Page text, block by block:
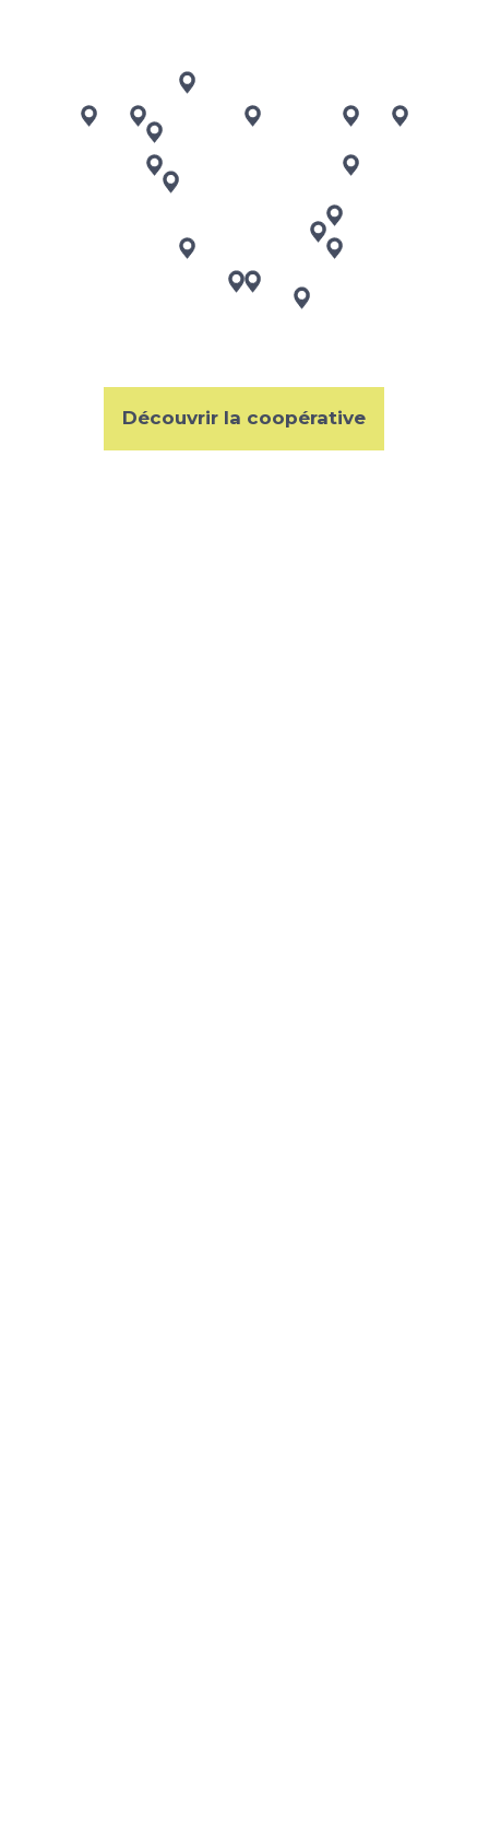
Découvrir la coopérative